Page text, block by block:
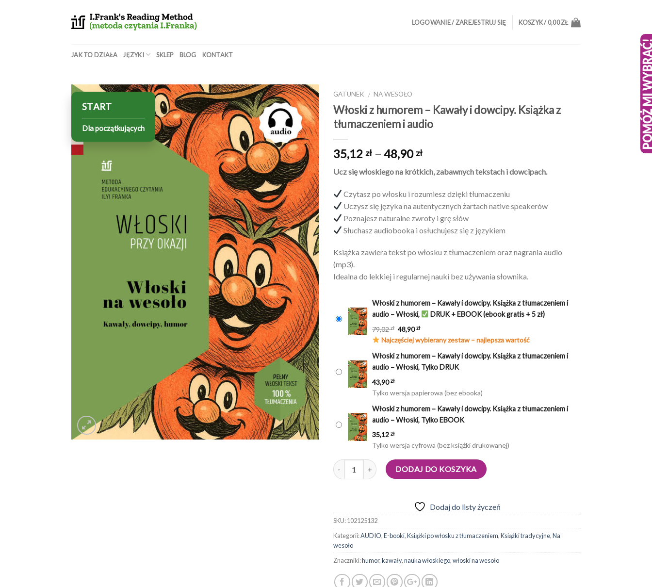
LOGOWANIE / ZAREJESTRUJ SIĘ KOSZYK /0,00ZŁ
JAK TO DZIAŁA JĘZYKI SKLEP BLOG KONTAKT
START
Dla początkujących
Dodaj
do
listy
życzeń
GATUNEK / NA WESOŁO
Włoski z humorem – Kawały i dowcipy. Książka z
tłumaczeniem i audio
35,12 zł – 48,90złZakres
od
do
48,90 zł
Ucz się włoskiego na krótkich, zabawnych tekstach i dowcipach.
Czytasz po włosku i rozumiesz dzięki tłumaczeniu
Uczysz się języka na autentycznych żartach native speakerów
Poznajesz naturalne zwroty i grę słów
Słuchasz audiobooka i osłuchujesz się z językiem
Książka zawiera tekst po włosku z tłumaczeniem oraz nagrania audio
(mp3).
Idealna do lekkiej i regularnej nauki bez używania słownika.
Włoski z humorem – Kawały i dowcipy. Książka z tłumaczeniem i
audio – Włoski,
DRUK + EBOOK (ebook gratis + 5 zł)
79,02zł Pierwotna
cena
79,02 zł.
48,90złAktualna
cena
48,90 zł.
Najczęściej wybierany zestaw – najlepsza wartość
Włoski z humorem – Kawały i dowcipy. Książka z tłumaczeniem i
audio – Włoski, Tylko DRUK
43,90zł
Tylko wersja papierowa (bez ebooka)
Włoski z humorem – Kawały i dowcipy. Książka z tłumaczeniem i
audio – Włoski, Tylko EBOOK
35,12 zł
Tylko wersja cyfrowa (bez książki drukowanej)
Ilość DODAJ DO KOSZYKA
Dodaj do listy życzeń
SKU:102125132
Kategorii:AUDIO,E-booki,Książki po włosku z tłumaczeniem,Książki tradycyjne,Na
wesoło
Znaczniki:humor,kawały,nauka włoskiego,włoski na wesoło